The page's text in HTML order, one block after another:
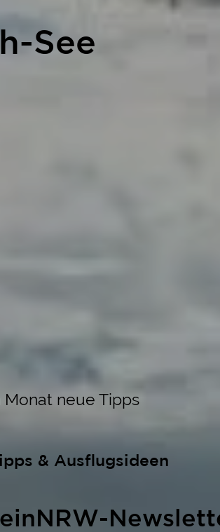
See
Monat neue Tipps
& Ausflugsideen